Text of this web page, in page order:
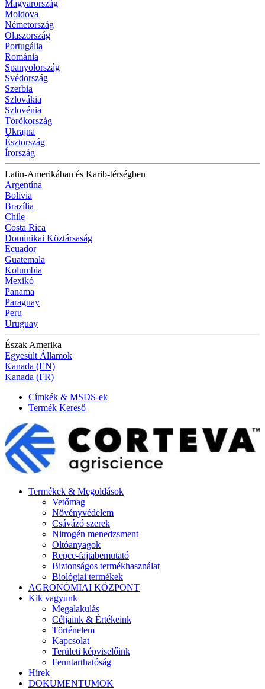
Magyarország
Moldova
Németország
Olaszország
Portugália
Románia
Spanyolország
Svédország
Szerbia
Szlovákia
Szlovénia
Törökország
Ukrajna
Észtország
Írország
Latin-Amerikában és Karib-térségben
Argentína
Bolívia
Brazília
Chile
Costa Rica
Dominikai Köztársaság
Ecuador
Guatemala
Kolumbia
Mexikó
Panama
Paraguay
Peru
Uruguay
Észak Amerika
Egyesült Államok
Kanada (EN)
Kanada (FR)
Címkék & MSDS-ek
Termék Kereső
Termékek & Megoldások
Vetőmag
Növényvédelem
Csávázó szerek
Nitrogén menedzsment
Oltóanyagok
Repce-fajtabemutató
Biztonságos termékhasználat
Biológiai termékek
AGRONÓMIAI KÖZPONT
Kik vagyunk
Megalakulás
Céljaink & Értékeink
Történelem
Kapcsolat
Területi képviselőink
Fenntarthatóság
Hírek
DOKUMENTUMOK